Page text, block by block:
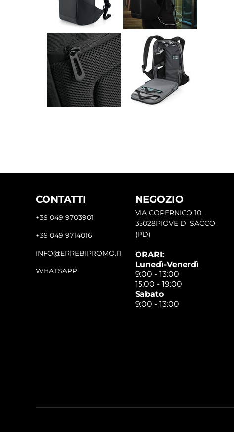
CONTATTI
+39 049 9703901
+39 049 9714016
INFO@ERREBIPROMO.IT
WHATSAPP
NEGOZIO
VIA COPERNICO 10,
35028PIOVE DI SACCO
(PD)
ORARI:
Lunedì-Venerdì
9:00 - 13:00
15:00 - 19:00
Sabato
9:00 - 13:00